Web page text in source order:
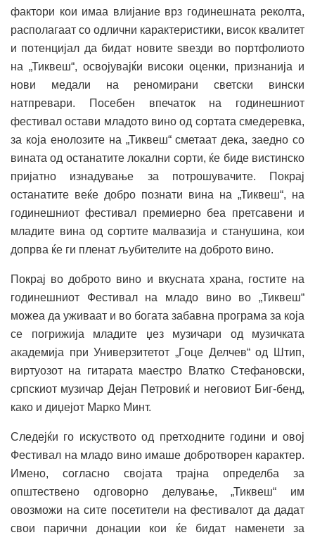
фактори кои имаа влијание врз годинешната реколта,
располагаат со одлични карактеристики, висок квалитет
и потенцијал да бидат новите ѕвезди во портфолиото
на „Тиквеш“, освојувајќи високи оценки, признанија и
нови медали на реномирани светски вински
натпревари. Посебен впечаток на годинешниот
фестивал остави младото вино од сортата смедеревка,
за која енолозите на „Тиквеш“ сметаат дека, заедно со
вината од останатите локални сорти, ќе биде вистинско
пријатно изнадување за потрошувачите. Покрај
останатите веќе добро познати вина на „Тиквеш“, на
годинешниот фестивал премиерно беа претсавени и
младите вина од сортите малвазија и станушина, кои
допрва ќе ги пленат љубителите на доброто вино.
Покрај во доброто вино и вкусната храна, гостите на
годинешниот Фестивал на младо вино во „Тиквеш“
можеа да уживаат и во богата забавна програма за која
се погрижија младите џез музичари од музичката
академија при Универзитетот „Гоце Делчев“ од Штип,
виртуозот на гитарата маестро Влатко Стефановски,
српскиот музичар Дејан Петровиќ и неговиот Биг-бенд,
како и диџејот Марко Минт.
Следејќи го искуството од претходните години и овој
Фестивал на младо вино имаше добротворен карактер.
Имено, согласно својата трајна определба за
општествено одговорно делување, „Тиквеш“ им
овозможи на сите посетители на фестивалот да дадат
свои парични донации кои ќе бидат наменети за